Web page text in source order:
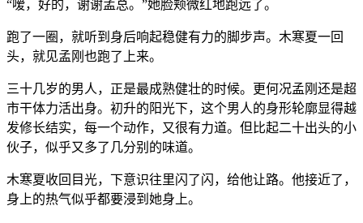
“嗳，好的，谢谢孟总。”她脸颊微红地跑远了。
跑了一圈，就听到身后响起稳健有力的脚步声。木寒夏一回
头，就见孟刚也跑了上来。
三十几岁的男人，正是最成熟健壮的时候。更何况孟刚还是超
市干体力活出身。初升的阳光下，这个男人的身形轮廓显得越
发修长结实，每一个动作，又很有力道。但比起二十出头的小
伙子，似乎又多了几分别的味道。
木寒夏收回目光，下意识往里闪了闪，给他让路。他接近了，
身上的热气似乎都要浸到她身上。